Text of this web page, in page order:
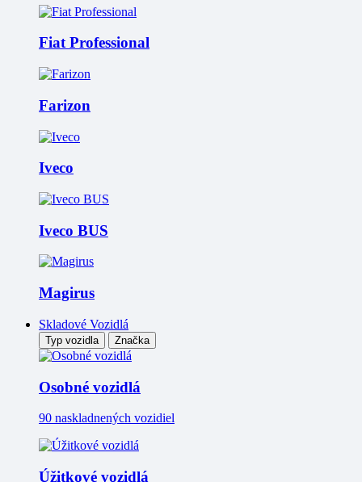
Fiat Professional
Farizon
Iveco
Iveco BUS
Magirus
Skladové Vozidlá
Typ vozidla Značka
Osobné vozidlá
90 naskladnených vozidiel
Úžitkové vozidlá